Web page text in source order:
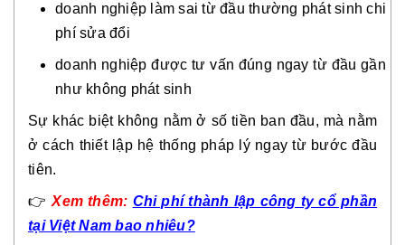
doanh nghiệp làm sai từ đầu thường phát sinh chi
phí sửa đổi
doanh nghiệp được tư vấn đúng ngay từ đầu gần
như không phát sinh
Sự khác biệt không nằm ở số tiền ban đầu, mà nằm
ở cách thiết lập hệ thống pháp lý ngay từ bước đầu
tiên.
👉Xem thêm: Chi phí thành lập công ty cổ phần
tại Việt Nam bao nhiêu?